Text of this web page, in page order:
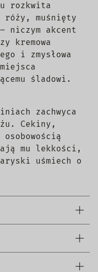
rozkwita
muśnięty
niczym akcent
kremowa
i zmysłowa
śladowi.
zachwyca
Cekiny,
mu lekkości,
uśmiech o